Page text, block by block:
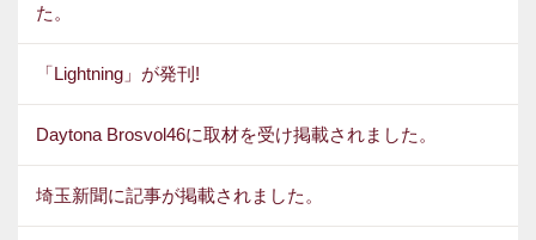
た。
「Lightning」が発刊!
Daytona Brosvol46に取材を受け掲載されました。
埼玉新聞に記事が掲載されました。